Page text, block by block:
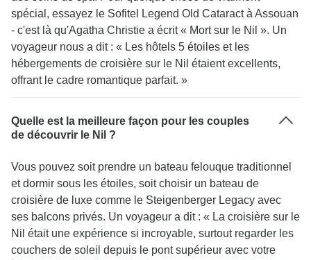
spécial, essayez le Sofitel Legend Old Cataract à Assouan
- c'est là qu'Agatha Christie a écrit « Mort sur le Nil ». Un
voyageur nous a dit : « Les hôtels 5 étoiles et les
hébergements de croisière sur le Nil étaient excellents,
offrant le cadre romantique parfait. »
Quelle est la meilleure façon pour les couples
de découvrir le Nil ?
Vous pouvez soit prendre un bateau felouque traditionnel
et dormir sous les étoiles, soit choisir un bateau de
croisière de luxe comme le Steigenberger Legacy avec
ses balcons privés. Un voyageur a dit : « La croisière sur le
Nil était une expérience si incroyable, surtout regarder les
couchers de soleil depuis le pont supérieur avec votre